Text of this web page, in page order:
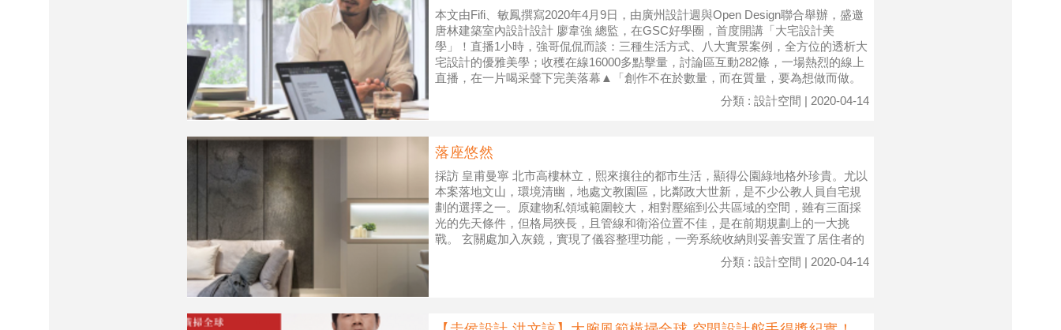
本文由Fifi、敏鳳撰寫2020年4月9日，由廣州設計週與Open Design聯合舉辦，盛邀
唐林建築室內設計設計 廖韋強 總監，在GSC好學圈，首度開講「大宅設計美
學」！直播1小時，強哥侃侃而談：三種生活方式、八大實景案例，全方位的透析大
宅設計的優雅美學；收穫在線16000多點擊量，討論區互動282條，一場熱烈的線上
直播，在一片喝采聲下完美落幕▲「創作不在於數量，而在質量，要為想做而做。
分類 : 設計空間 | 2020-04-14
落座悠然
採訪 皇甫曼寧 北市高樓林立，熙來攘往的都市生活，顯得公園綠地格外珍貴。尤以
本案落地文山，環境清幽，地處文教園區，比鄰政大世新，是不少公教人員自宅規
劃的選擇之一。原建物私領域範圍較大，相對壓縮到公共區域的空間，雖有三面採
光的先天條件，但格局狹長，且管線和衛浴位置不佳，是在前期規劃上的一大挑
戰。 玄關處加入灰鏡，實現了儀容整理功能，一旁系統收納則妥善安置了居住者的
分類 : 設計空間 | 2020-04-14